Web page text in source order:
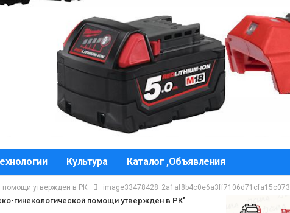
Культура Каталог ,Объявления
помощи утвержден в РК image33478428_2a1af8b4c0e6a3ff7106d71cfa15c073
гинекологической помощи утвержден в РК"